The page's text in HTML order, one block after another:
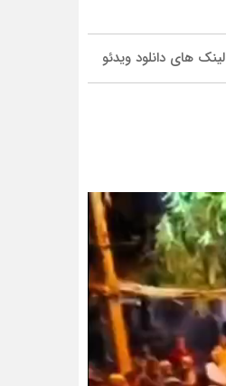
لینک های دانلود ویدئو